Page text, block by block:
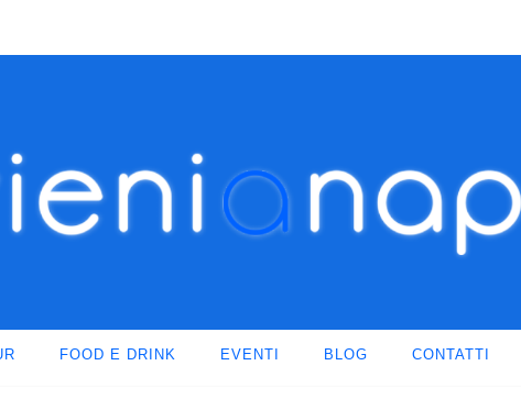
FOOD E DRINK EVENTI BLOG CONTATTI